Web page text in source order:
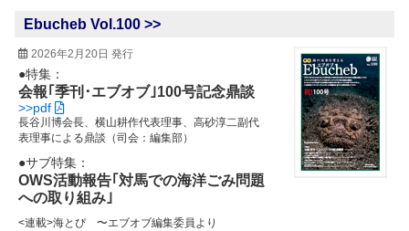
Ebucheb Vol.100 >>
2026年2月20日 発行
●特集：
会報｢季刊･エブオブ｣100号記念鼎談
>>pdf
長谷川博会長、横山耕作代表理事、高砂淳二副代
表理事による鼎談（司会：編集部）
●サブ特集：
OWS活動報告｢対馬での海洋ごみ問題
への取り組み｣
<連載>海とぴ 〜エブオブ編集委員より